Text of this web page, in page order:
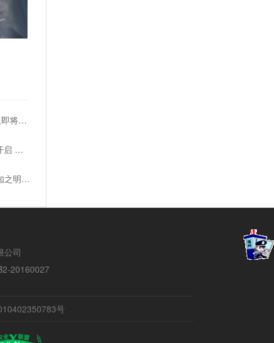
索尼《地平线零之曙光》PS版复刻版即将发售
《暗喻幻想：ReFantazio》PC试玩开启 所需59GB
《AC影》延期取消试玩 玩家质疑自知之明何在
公司
20160027
号